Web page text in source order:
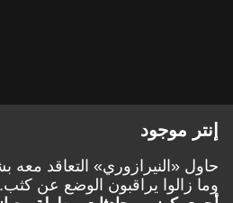
إنتر موجود
حاول «النيرازوري» التعاقد
وما زالوا يراقبون الوضع عن كثب.